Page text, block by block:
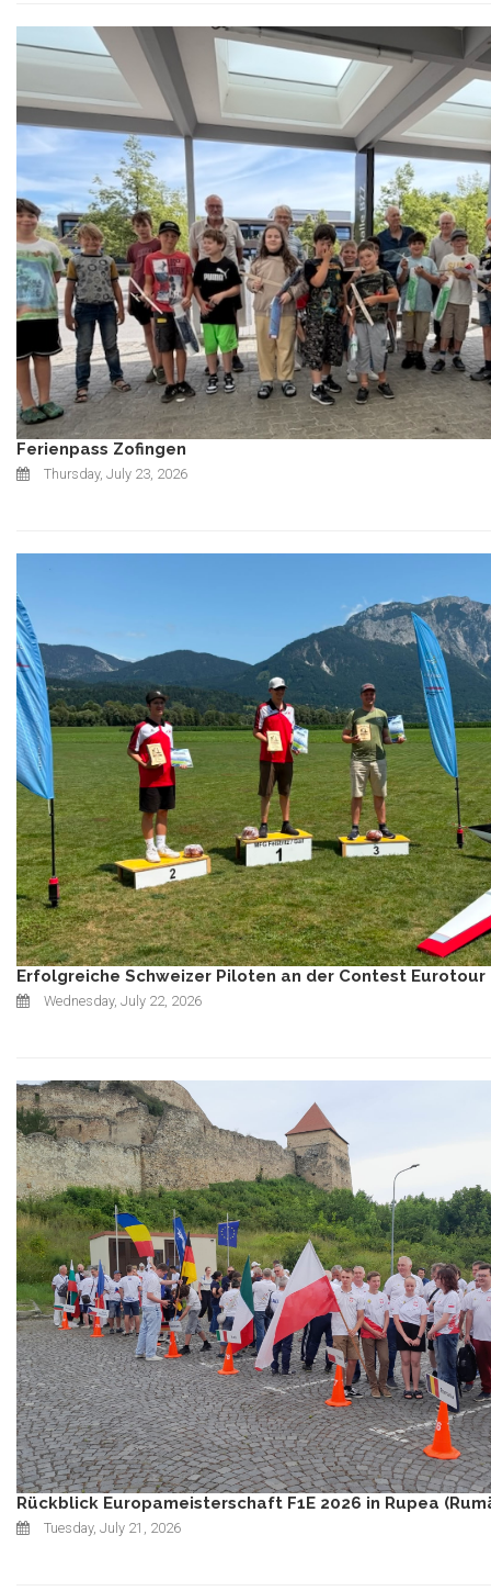
Ferienpass Zofingen
Thursday, July 23, 2026
Erfolgreiche Schweizer Piloten an der Contest Eurotour
Wednesday, July 22, 2026
Rückblick Europameisterschaft F1E 2026 in Rupea
Tuesday, July 21, 2026